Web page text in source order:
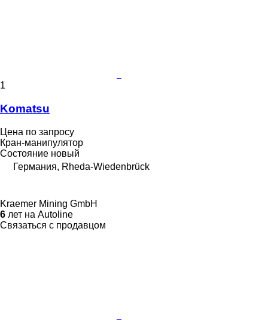
1
Komatsu
Цена по запросу
Кран-манипулятор
Состояние новый
Германия, Rheda-Wiedenbrück
Kraemer Mining GmbH
6 лет на Autoline
Связаться с продавцом